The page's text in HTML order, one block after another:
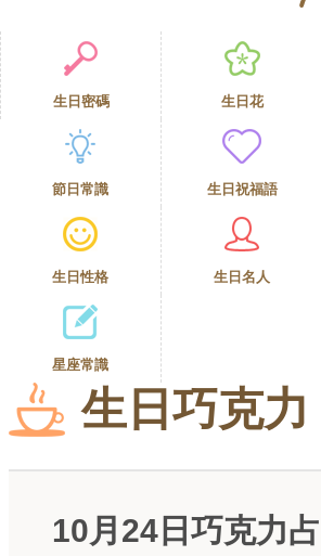
生日密碼 生日花
節日常識 生日祝福語
生日性格 生日名人
星座常識
生日巧克力
10月24日巧克力